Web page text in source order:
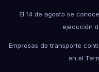
El 14 de agosto se
ejecución
Empresas de transporte
en el